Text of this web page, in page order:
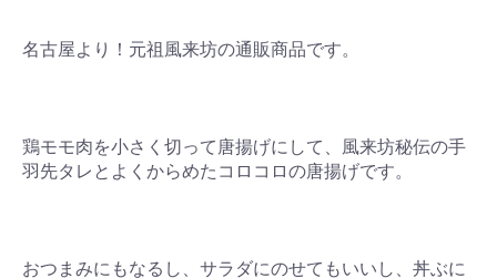
名古屋より！元祖風来坊の通販商品です。
鶏モモ肉を小さく切って唐揚げにして、風来坊秘伝の手
羽先タレとよくからめたコロコロの唐揚げです。
おつまみにもなるし、サラダにのせてもいいし、丼ぶに